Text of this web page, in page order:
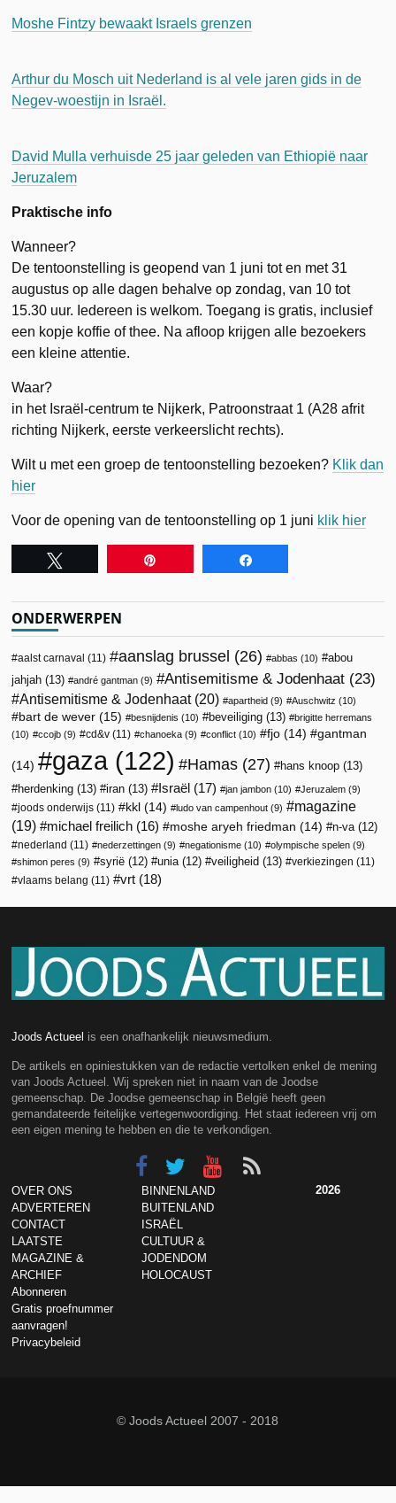
Moshe Fintzy bewaakt Israels grenzen
Arthur du Mosch uit Nederland is al vele jaren gids in de
Negev-woestijn in Israël.
David Mulla verhuisde 25 jaar geleden van Ethiopië naar
Jeruzalem
Praktische info
Wanneer?
De tentoonstelling is geopend van 1 juni tot en met 31
augustus op alle dagen behalve op zondag, van 10 tot
15.30 uur. Iedereen is welkom. Toegang is gratis, inclusief
een kopje koffie of thee. Na afloop krijgen alle bezoekers
een kleine attentie.
Waar?
in het Israël-centrum te Nijkerk, Patroonstraat 1 (A28 afrit
richting Nijkerk, eerste verkeerslicht rechts).
Wilt u met een groep de tentoonstelling bezoeken? Klik dan
hier
Voor de opening van de tentoonstelling op 1 juni klik hier
ONDERWERPEN
aalst carnaval (11) aanslag brussel (26) abbas (10)
abou
jahjah (13) andré gantman (9) Antisemitisme & Jodenhaat (23)
Antisemitisme & Jodenhaat(20) apartheid (9) Auschwitz (10)
bart de wever (15) besnijdenis (10) beveiliging (13)
brigitte herremans
(10)
ccojb (9) cd&v (11) chanoeka (9) conflict (10) fjo (14) gantman
(14) gaza (122) Hamas (27) hans knoop (13)
herdenking (13) iran (13) Israël (17) jan jambon (10) Jeruzalem (9)
joods onderwijs (11) kkl (14) ludo van campenhout (9)
magazine
(19)
michael freilich (16) moshe aryeh friedman (14) n-va (12)
nederland (11) nederzettingen (9) negationisme (10) olympische spelen (9)
shimon peres (9) syrië (12) unia (12) veiligheid (13) verkiezingen (11)
vlaams belang (11) vrt (18)
Joods Actueel is een onafhankelijk nieuwsmedium.
De artikels en opiniestukken van de redactie vertolken enkel de mening
van Joods Actueel. Wij spreken niet in naam van de Joodse
gemeenschap. De Joodse gemeenschap in België heeft geen
gemandateerde feitelijke vertegenwoordiging. Het staat iedereen vrij om
een eigen mening te hebben en die te verkondigen.
OVER ONS
ADVERTEREN
CONTACT
LAATSTE
MAGAZINE &
ARCHIEF
Abonneren
Gratis proefnummer
aanvragen!
Privacybeleid
BINNENLAND
BUITENLAND
ISRAËL
CULTUUR &
JODENDOM
HOLOCAUST
2026
© Joods Actueel 2007 - 2018